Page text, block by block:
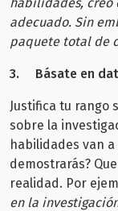
adecuado. Sin
paquete total de
3. Básate en
Justifica tu rango
sobre la
habilidades van
demostrarás?
realidad. Por
en la